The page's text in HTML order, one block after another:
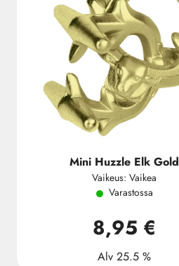
Mini Huzzle Elk Gold
Vaikeus: Vaikea
Varastossa
8,95 €
Alv 25.5 %